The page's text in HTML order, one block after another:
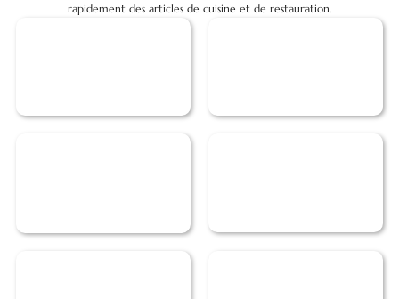
rapidement des articles de cuisine et de restauration.